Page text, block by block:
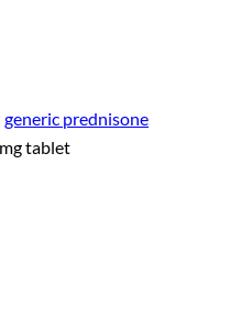
generic prednisone
tablet